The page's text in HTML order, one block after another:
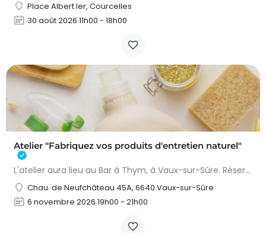
Place Albert Ier, Courcelles
30 août 2026 11h00 - 18h00
Atelier "Fabriquez vos produits d'entretien naturel"
L'atelier aura lieu au Bar à Thym, à Vaux-sur-Sûre. Réservation :
Chau. de Neufchâteau 45A, 6640 Vaux-sur-Sûre
6 novembre 2026 19h00 - 21h00